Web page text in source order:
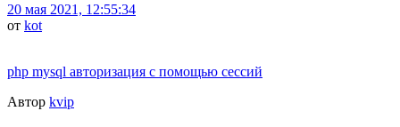
20 мая 2021, 12:55:34
от kot
php mysql авторизация с помощью сессий
Автор kvip